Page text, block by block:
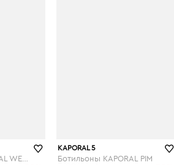
Ботильоны KAPORAL WESTY
KAPORAL 5
Ботильоны KAPORAL PIM